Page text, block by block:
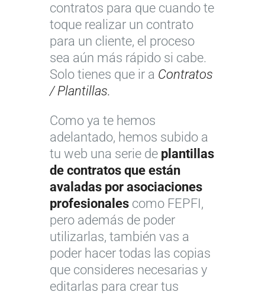
contratos para que cuando te
toque realizar un contrato
para un cliente, el proceso
sea aún más rápido si cabe.
Solo tienes que ir a Contratos
/ Plantillas.
Como ya te hemos
adelantado, hemos subido a
tu web una serie de plantillas
de contratos que están
avaladas por asociaciones
profesionales como FEPFI,
pero además de poder
utilizarlas, también vas a
poder hacer todas las copias
que consideres necesarias y
editarlas para crear tus